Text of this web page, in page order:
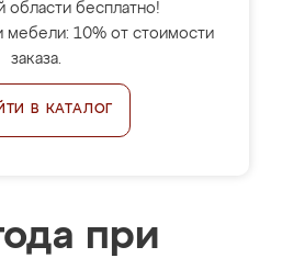
области бесплатно!
мебели: 10% от стоимости
заказа.
В КАТАЛОГ
при